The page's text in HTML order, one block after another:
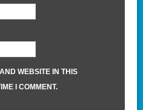
WEBSITE IN THIS
I COMMENT.